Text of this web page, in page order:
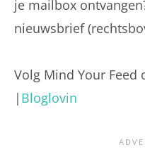
je mailbox
nieuwsbrief
Volg Mind Your Feed
| Bloglovin